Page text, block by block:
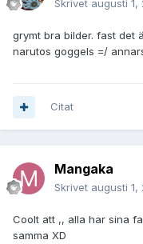
Skrivet augusti 1,
grymt bra bilder. fast det
narutos goggels =/
Citat
Mangaka
Skrivet augusti 1,
Coolt att ,, alla har sina
samma XD